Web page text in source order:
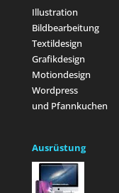
Illustration
Bildbearbeitung
Textildesign
Grafikdesign
Motiondesign
Wordpress
und Pfannkuchen
Ausrüstung